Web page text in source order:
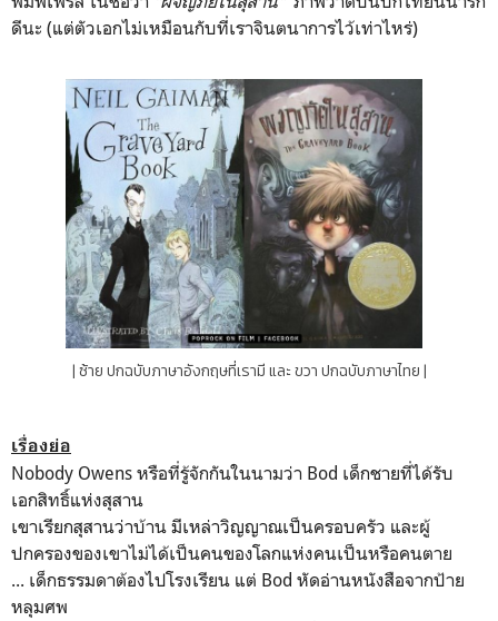
ดีนะ (แต่ตัวเอกไม่เหมือนกับที่เราจินตนาการไว้เท่าไหร่)
| ซ้าย ปกฉบับภาษาอังกฤษที่เรามี และ ขวา ปกฉบับภาษาไทย |
เรื่องย่อ
Nobody Owens หรือที่รู้จักกันในนามว่า Bod เด็กชายที่ได้รับ
เอกสิทธิ์แห่งสุสาน
เขาเรียกสุสานว่าบ้าน มีเหล่าวิญญาณเป็นครอบครัว และผู้
ปกครองของเขาไม่ได้เป็นคนของโลกแห่งคนเป็นหรือคนตาย
... เด็กธรรมดาต้องไปโรงเรียน แต่ Bod หัดอ่านหนังสือจากป้าย
หลุมศพ